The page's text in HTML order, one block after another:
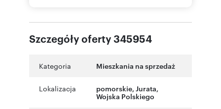
Szczegóły oferty 345954
Kategoria Mieszkania na sprzedaż
Lokalizacja pomorskie, Jurata,
Wojska Polskiego